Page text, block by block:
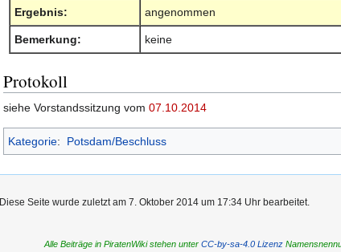
Ergebnis: angenommen
Bemerkung: keine
Protokoll
siehe Vorstandssitzung vom 07.10.2014
Kategorie: Potsdam/Beschluss
Diese Seite wurde zuletzt am 7. Oktober 2014 um 17:34 Uhr bearbeitet.
Alle Beiträge in PiratenWiki stehen unterCC-by-sa-4.0 Lizenz